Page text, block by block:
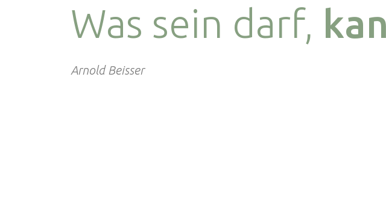
Was sein darf,
Arnold Beisser